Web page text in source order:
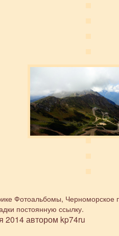
Фотоальбомы, Черноморское
постоянную ссылку.
2014 автором kp74ru